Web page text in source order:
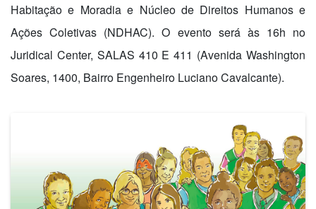
Habitação e Moradia e Núcleo de Direitos Humanos e
Ações Coletivas (NDHAC). O evento será às 16h no
Juridical Center, SALAS 410 E 411 (Avenida Washington
Soares, 1400, Bairro Engenheiro Luciano Cavalcante).